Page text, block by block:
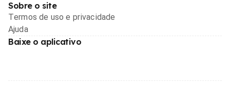
Sobre o site
Termos de uso e privacidade
Ajuda
Baixe o aplicativo